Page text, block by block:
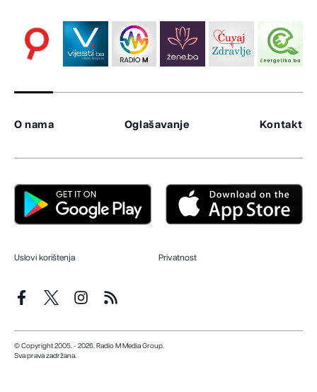
O nama Oglašavanje Kontakt
Uslovi korištenja Privatnost
© Copyright 2005. - 2026. Radio M Media Group.
Sva prava zadržana.